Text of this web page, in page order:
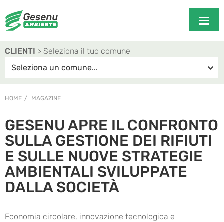
CLIENTI > Seleziona il tuo comune
HOME MAGAZINE
GESENU APRE IL CONFRONTO
SULLA GESTIONE DEI RIFIUTI
E SULLE NUOVE STRATEGIE
AMBIENTALI SVILUPPATE
DALLA SOCIETÀ
Economia circolare, innovazione tecnologica e